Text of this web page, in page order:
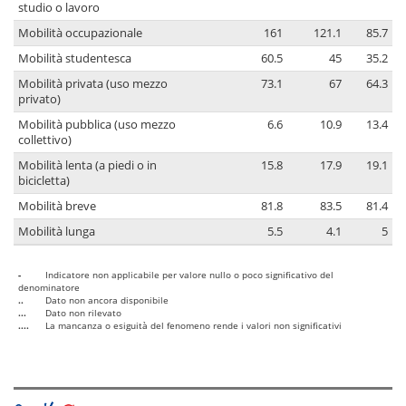
studio o lavoro
Mobilità occupazionale 161 121.1
85.7
Mobilità studentesca
60.5 45
35.2
Mobilità privata (uso mezzo
privato)
73.1 67 64.3
Mobilità pubblica (uso mezzo
collettivo)
6.6 10.9 13.4
Mobilità lenta (a piedi o in
bicicletta)
15.8 17.9 19.1
Mobilità breve 81.8 83.5
81.4
Mobilità lunga
5.5 4.1 5
-
Indicatore non applicabile per valore nullo o poco significativo del
denominatore
..
Dato non ancora disponibile
...
Dato non rilevato
....
La mancanza o esiguità del fenomeno rende i valori non significativi